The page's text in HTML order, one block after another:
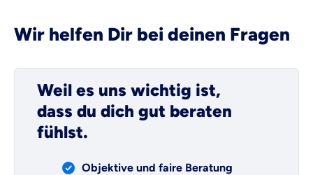
Wir helfen Dir bei deinen Fragen
Weil es uns wichtig ist,
dass du dich gut beraten
fühlst.
Objektive und faire Beratung